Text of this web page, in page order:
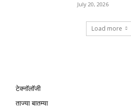
July 20, 2026
Load more
टेक्नॉलॉजी
ताज्या बातम्या